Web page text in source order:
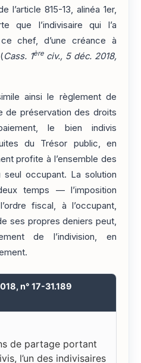
l’article 815-13, alinéa 1er,
que l’indivisaire qui l’a
chef, d’une créance à
Cass. 1èreciv., 5 déc. 2018,
ainsi le règlement de
de préservation des droits
le bien indivis
du Trésor public, en
profite à l’ensemble des
occupant. La solution
temps — l’imposition
fiscal, à l’occupant,
ses propres deniers peut,
de l’indivision, en
n° 17-31.189
de partage portant
l’un des indivisaires